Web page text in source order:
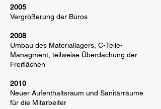
2005
Vergrößerung der Büros
2008
Umbau des Materiallagers, C-Teile-
Managment, teilweise Überdachung der
Freiflächen
2010
Neuer Aufenthaltsraum und Sanitärräume
für die Mitarbeiter